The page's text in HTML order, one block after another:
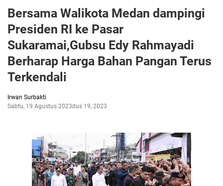
Bersama Walikota Medan dampingi
Presiden RI ke Pasar
Sukaramai,Gubsu Edy Rahmayadi
Berharap Harga Bahan Pangan Terus
Terkendali
Irwan Surbakti
Sabtu, 19 Agustus 2023Agustus 19, 2023